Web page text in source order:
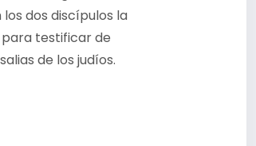
dos discípulos la
testificar de
de los judíos.